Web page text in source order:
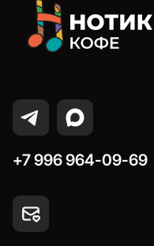
+7 996 964-09-69